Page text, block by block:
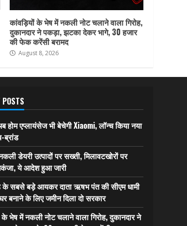
कांवड़ियों के भेष में नकली नोट चलाने वाला गिरोह,
दुकानदार ने पकड़ा, झटका देकर भागे, 30 हजार
की फेक करेंसी बरामद
August 8, 2026
POSTS
होम एप्लायंसेज भी बेचेगी Xiaomi, लॉन्च किया नया
ब्रांड
डेयरी उत्पादों पर सख्ती, मिलावटखोरों पर
ये आदेश हुआ जारी
के सबसे बड़े आयकर दाता ऋषभ पंत की सीएम धामी
बनाने के लिए जमीन दिला दो सरकार
के भेष में नकली नोट चलाने वाला गिरोह, दुकानदार ने